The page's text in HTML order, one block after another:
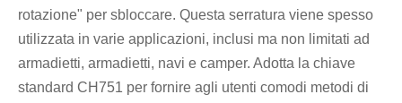
rotazione" per sbloccare. Questa serratura viene spesso
utilizzata in varie applicazioni, inclusi ma non limitati ad
armadietti, armadietti, navi e camper. Adotta la chiave
standard CH751 per fornire agli utenti comodi metodi di